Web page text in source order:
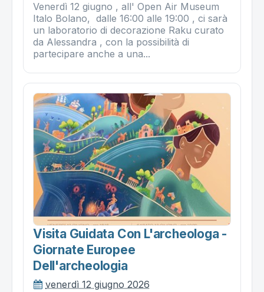
Venerdì 12 giugno , all' Open Air Museum
Italo Bolano, dalle 16:00 alle 19:00 , ci sarà
un laboratorio di decorazione Raku curato
da Alessandra , con la possibilità di
partecipare anche a una...
Visita Guidata Con L'archeologa -
Giornate Europee
Dell'archeologia
venerdì 12 giugno 2026